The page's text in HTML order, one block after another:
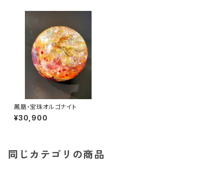
鳳凰・宝珠オルゴナイト
¥30,900
同じカテゴリの商品